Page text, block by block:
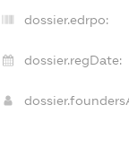
dossier.edrpo:
dossier.regDate: